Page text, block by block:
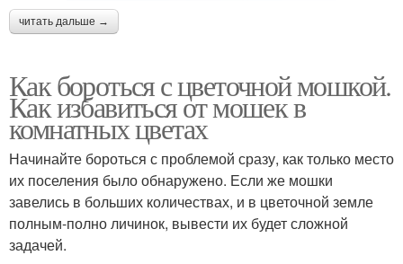
читать дальше →
Как бороться с цветочной мошкой.
Как избавиться от мошек в
комнатных цветах
Начинайте бороться с проблемой сразу, как только место
их поселения было обнаружено. Если же мошки
завелись в больших количествах, и в цветочной земле
полным-полно личинок, вывести их будет сложной
задачей.